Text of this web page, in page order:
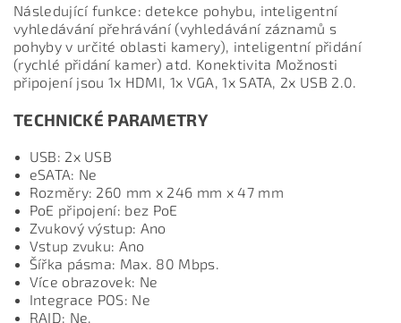
Následující funkce: detekce pohybu, inteligentní
vyhledávání přehrávání (vyhledávání záznamů s
pohyby v určité oblasti kamery), inteligentní přidání
(rychlé přidání kamer) atd. Konektivita Možnosti
připojení jsou 1x HDMI, 1x VGA, 1x SATA, 2x USB 2.0.
TECHNICKÉ PARAMETRY
USB: 2x USB
eSATA: Ne
Rozměry: 260 mm x 246 mm x 47 mm
PoE připojení: bez PoE
Zvukový výstup: Ano
Vstup zvuku: Ano
Šířka pásma: Max. 80 Mbps.
Více obrazovek: Ne
Integrace POS: Ne
RAID: Ne.